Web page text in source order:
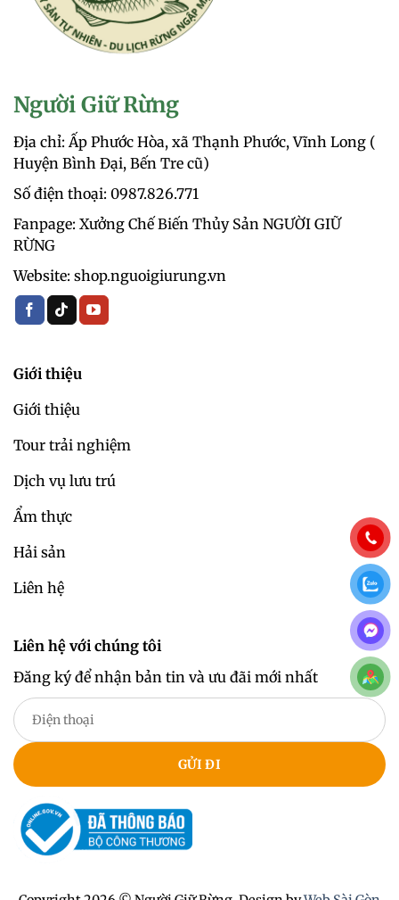
Người Giữ Rừng
Địa chỉ: Ấp Phước Hòa, xã Thạnh Phước, Vĩnh Long (
Huyện Bình Đại, Bến Tre cũ)
Số điện thoại: 0987.826.771‬
Fanpage: Xưởng Chế Biến Thủy Sản NGƯỜI GIỮ
RỪNG
Website: shop.nguoigiurung.vn
Giới thiệu
Giới thiệu
Tour trải nghiệm
Dịch vụ lưu trú
Ẩm thực
Hải sản
Liên hệ
Liên hệ với chúng tôi
Đăng ký để nhận bản tin và ưu đãi mới nhất